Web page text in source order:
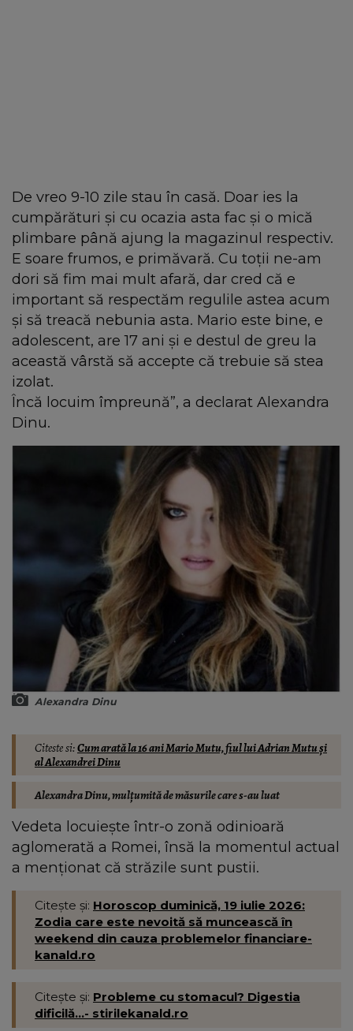
De vreo 9-10 zile stau în casă. Doar ies la
cumpărături și cu ocazia asta fac și o mică
plimbare până ajung la magazinul respectiv.
E soare frumos, e primăvară. Cu toții ne-am
dori să fim mai mult afară, dar cred că e
important să respectăm regulile astea acum
și să treacă nebunia asta. Mario este bine, e
adolescent, are 17 ani și e destul de greu la
această vârstă să accepte că trebuie să stea
izolat.
Încă locuim împreună”, a declarat Alexandra
Dinu.
Alexandra Dinu
Citeste si:Cum arată la 16 ani Mario Mutu, fiul lui Adrian Mutu și
al Alexandrei Dinu
Alexandra Dinu, mulțumită de măsurile care s-au luat
Vedeta locuiește într-o zonă odinioară
aglomerată a Romei, însă la momentul actual
a menționat că străzile sunt pustii.
Citește și: Horoscop duminică, 19 iulie 2026:
Zodia care este nevoită să muncească în
weekend din cauza problemelor financiare-
kanald.ro
Citește și: Probleme cu stomacul? Digestia
dificilă...- stirilekanald.ro